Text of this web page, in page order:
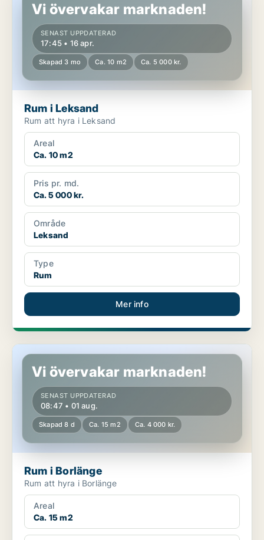
Vi övervakar marknaden!
SENAST UPPDATERAD
17:45 • 16 apr.
Skapad 3 mo Ca. 10 m2 Ca. 5 000 kr.
Rum i Leksand
Rum att hyra i Leksand
Areal
Ca. 10 m2
Pris pr. md.
Ca. 5 000 kr.
Område
Leksand
Type
Rum
Mer info
Rum i Borlänge
Vi övervakar marknaden!
SENAST UPPDATERAD
08:47 • 01 aug.
Skapad 8 d Ca. 15 m2 Ca. 4 000 kr.
Rum i Borlänge
Rum att hyra i Borlänge
Areal
Ca. 15 m2